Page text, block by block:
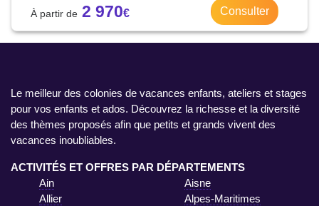
2 970 Consulter
Le meilleur des colonies de vacances enfants, ateliers et stages
pour vos enfants et ados. Découvrez la richesse et la diversité
des thèmes proposés afin que petits et grands vivent des
vacances inoubliables.
ACTIVITÉS ET OFFRES PAR DÉPARTEMENTS
Ain
Aisne
Allier
Alpes-Maritimes